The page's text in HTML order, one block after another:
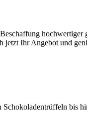
hochwertiger
Ihr Angebot und
bis